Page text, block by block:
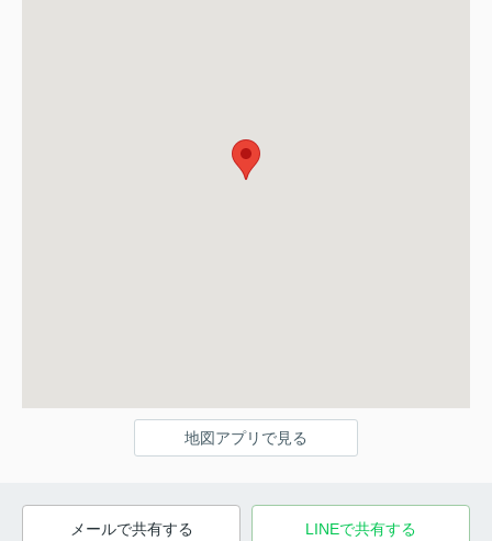
地図アプリで見る
メールで共有する LINEで共有する